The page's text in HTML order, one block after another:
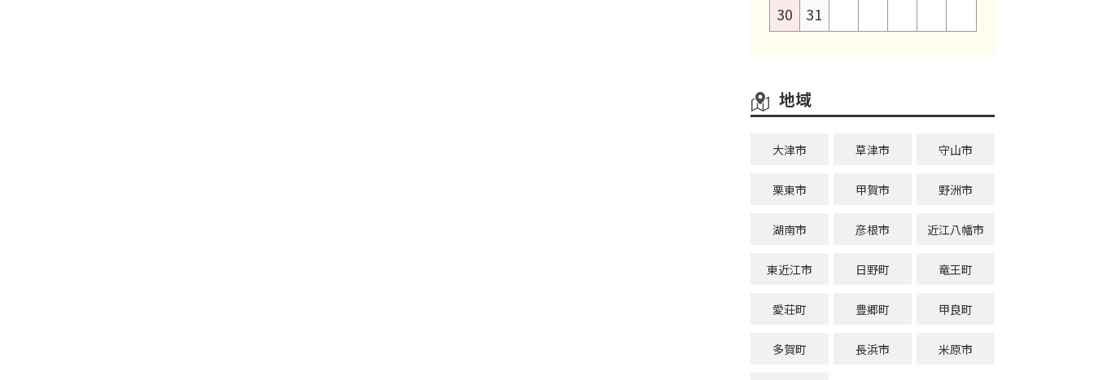
30
31
地域
大津市 草津市 守山市
栗東市 甲賀市 野洲市
湖南市 彦根市 近江八幡市
東近江市 日野町 竜王町
愛荘町 豊郷町 甲良町
多賀町 長浜市 米原市